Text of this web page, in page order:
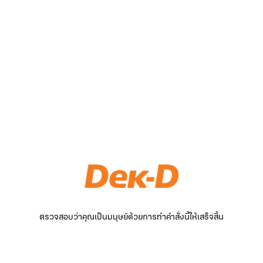
ตรวจสอบว่าคุณเป็นมนุษย์ด้วยการทำคำสั่งนี้ให้เสร็จสิ้น